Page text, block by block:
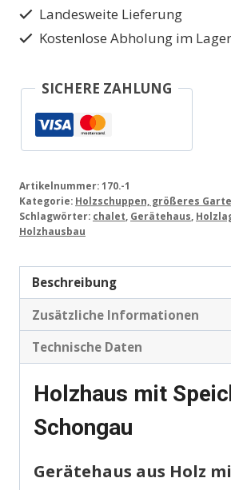
Landesweite Lieferung
Kostenlose Abholung im Lager
SICHERE ZAHLUNG
Artikelnummer:170.-1
Kategorie: Holzschuppen, größeres
Schlagwörter: chalet Gerätehaus
Holzhausbau
Beschreibung
Zusätzliche Informationen
Technische Daten
Holzhaus mit
Schongau
Gerätehaus aus Holz